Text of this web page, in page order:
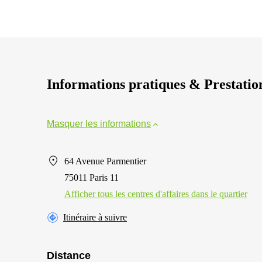
Informations pratiques &
Masquer les informations
64 Avenue Parmentier
75011 Paris 11
Afficher tous les centres d'affaires dans le quartier
Itinéraire à suivre
Distance